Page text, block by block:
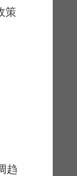
策
趋